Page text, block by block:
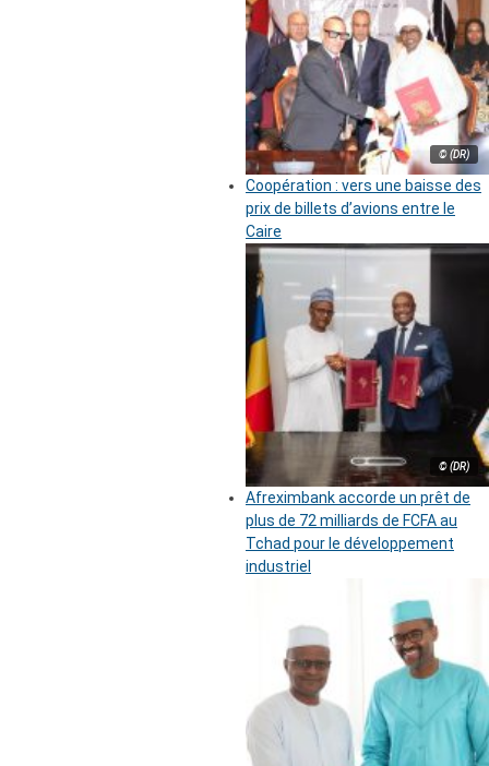
© (DR)
Coopération : vers une baisse des
prix de billets d’avions entre le
Caire
© (DR)
Afreximbank accorde un prêt de
plus de 72 milliards de FCFA au
Tchad pour le développement
industriel